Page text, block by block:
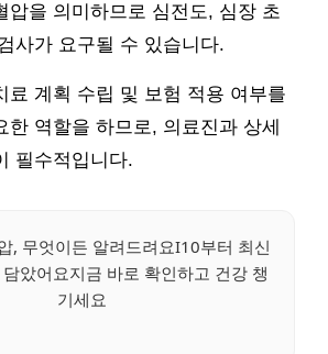
압을 의미하므로 심전도, 심장 초
사가 요구될 수 있습니다.
료 계획 수립 및 보험 적용 여부를
한 역할을 하므로, 의료진과 상세
필수적입니다.
, 무엇이든 알려드려요I10부터 최신
았어요지금 바로 확인하고 건강 챙
기세요